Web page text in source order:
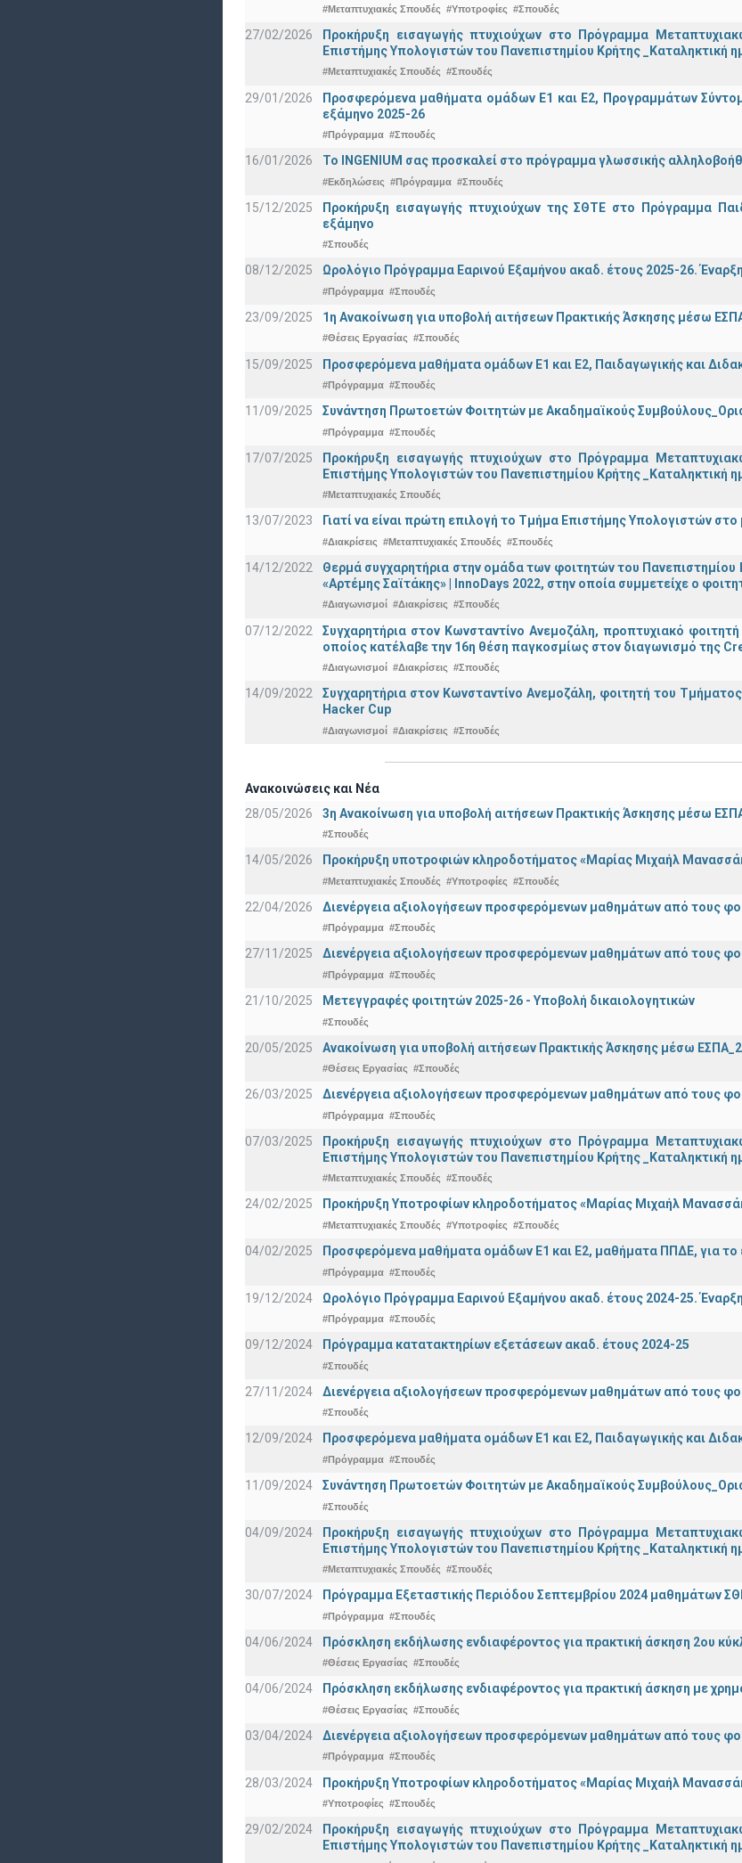
#Μεταπτυχιακές Σπουδές #Υποτροφίες #Σπουδές
27/02/2026
Προκήρυξη εισαγωγής πτυχιούχων στo Πρόγραμμα
Eπιστήμης Υπολογιστών του Πανεπιστημίου Κρήτης _Καταληκτική
#Μεταπτυχιακές Σπουδές #Σπουδές
29/01/2026
Προσφερόμενα μαθήματα ομάδων Ε1 και Ε2, Προγραμμάτων
εξάμηνο 2025-26
#Πρόγραμμα #Σπουδές
16/01/2026 Το INGENIUM σας προσκαλεί στο πρόγραμμα γλωσσικής
#Εκδηλώσεις #Πρόγραμμα #Σπουδές
15/12/2025
Προκήρυξη εισαγωγής πτυχιούχων της ΣΘΤΕ στο Πρόγραμμα
εξάμηνο
#Σπουδές
08/12/2025 Ωρολόγιο Πρόγραμμα Εαρινού Εξαμήνου ακαδ. έτους 2025-26.
#Πρόγραμμα #Σπουδές
23/09/2025 1η Ανακοίνωση για υποβολή αιτήσεων Πρακτικής Άσκησης μέσω
#Θέσεις Εργασίας #Σπουδές
15/09/2025 Προσφερόμενα μαθήματα ομάδων Ε1 και Ε2, Παιδαγωγικής και
#Πρόγραμμα #Σπουδές
11/09/2025 Συνάντηση Πρωτοετών Φοιτητών με Ακαδημαϊκούς
#Πρόγραμμα #Σπουδές
17/07/2025
Προκήρυξη εισαγωγής πτυχιούχων στo Πρόγραμμα
Eπιστήμης Υπολογιστών του Πανεπιστημίου Κρήτης _Καταληκτική
#Μεταπτυχιακές Σπουδές
13/07/2023 Γιατί να είναι πρώτη επιλογή το Τμήμα Επιστήμης Υπολογιστών
#Διακρίσεις #Μεταπτυχιακές Σπουδές #Σπουδές
14/12/2022
Θερμά συγχαρητήρια στην ομάδα των φοιτητών του
«Αρτέμης Σαϊτάκης» | InnoDays 2022, στην οποία συμμετείχε ο
#Διαγωνισμοί #Διακρίσεις #Σπουδές
07/12/2022
Συγχαρητήρια στον Κωνσταντίνο Ανεμοζάλη, προπτυχιακό
οποίος κατέλαβε την 16η θέση παγκοσμίως στον διαγωνισμό της
#Διαγωνισμοί #Διακρίσεις #Σπουδές
14/09/2022
Συγχαρητήρια στον Κωνσταντίνο Ανεμοζάλη, φοιτητή του
Hacker Cup
#Διαγωνισμοί #Διακρίσεις #Σπουδές
Ανακοινώσεις και Νέα
28/05/2026
3η Ανακοίνωση για υποβολή αιτήσεων Πρακτικής Άσκησης μέσω
#Σπουδές
14/05/2026 Προκήρυξη υποτροφιών κληροδοτήματος «Μαρίας Μιχαήλ
#Μεταπτυχιακές Σπουδές #Υποτροφίες #Σπουδές
22/04/2026 Διενέργεια αξιολογήσεων προσφερόμενων μαθημάτων από τους
#Πρόγραμμα #Σπουδές
27/11/2025 Διενέργεια αξιολογήσεων προσφερόμενων μαθημάτων από τους
#Πρόγραμμα #Σπουδές
21/10/2025 Μετεγγραφές φοιτητών 2025-26 - Υποβολή δικαιολογητικών
#Σπουδές
20/05/2025 Ανακοίνωση για υποβολή αιτήσεων Πρακτικής Άσκησης μέσω
#Θέσεις Εργασίας #Σπουδές
26/03/2025 Διενέργεια αξιολογήσεων προσφερόμενων μαθημάτων από τους
#Πρόγραμμα #Σπουδές
07/03/2025
Προκήρυξη εισαγωγής πτυχιούχων στo Πρόγραμμα
Eπιστήμης Υπολογιστών του Πανεπιστημίου Κρήτης _Καταληκτική
#Μεταπτυχιακές Σπουδές #Σπουδές
24/02/2025 Προκήρυξη Υποτροφίων κληροδοτήματος «Μαρίας Μιχαήλ
#Μεταπτυχιακές Σπουδές #Υποτροφίες #Σπουδές
04/02/2025 Προσφερόμενα μαθήματα ομάδων Ε1 και Ε2, μαθήματα ΠΠΔΕ, για το
#Πρόγραμμα #Σπουδές
19/12/2024 Ωρολόγιο Πρόγραμμα Εαρινού Εξαμήνου ακαδ. έτους 2024-25.
#Πρόγραμμα #Σπουδές
09/12/2024 Πρόγραμμα κατατακτηρίων εξετάσεων ακαδ. έτους 2024-25
#Σπουδές
27/11/2024 Διενέργεια αξιολογήσεων προσφερόμενων μαθημάτων από τους
#Σπουδές
12/09/2024 Προσφερόμενα μαθήματα ομάδων Ε1 και Ε2, Παιδαγωγικής και
#Πρόγραμμα #Σπουδές
11/09/2024 Συνάντηση Πρωτοετών Φοιτητών με Ακαδημαϊκούς
#Σπουδές
04/09/2024
Προκήρυξη εισαγωγής πτυχιούχων στo Πρόγραμμα
Eπιστήμης Υπολογιστών του Πανεπιστημίου Κρήτης _Καταληκτική
#Μεταπτυχιακές Σπουδές #Σπουδές
30/07/2024 Πρόγραμμα Εξεταστικής Περιόδου Σεπτεμβρίου 2024 μαθημάτων
#Πρόγραμμα #Σπουδές
04/06/2024 Πρόσκληση εκδήλωσης ενδιαφέροντος για πρακτική άσκηση 2ου
#Θέσεις Εργασίας #Σπουδές
04/06/2024 Πρόσκληση εκδήλωσης ενδιαφέροντος για πρακτική άσκηση με
#Θέσεις Εργασίας #Σπουδές
03/04/2024 Διενέργεια αξιολογήσεων προσφερόμενων μαθημάτων από τους
#Πρόγραμμα #Σπουδές
28/03/2024 Προκήρυξη Υποτροφίων κληροδοτήματος «Μαρίας Μιχαήλ
#Υποτροφίες #Σπουδές
29/02/2024
Προκήρυξη εισαγωγής πτυχιούχων στo Πρόγραμμα
Eπιστήμης Υπολογιστών του Πανεπιστημίου Κρήτης _Καταληκτική